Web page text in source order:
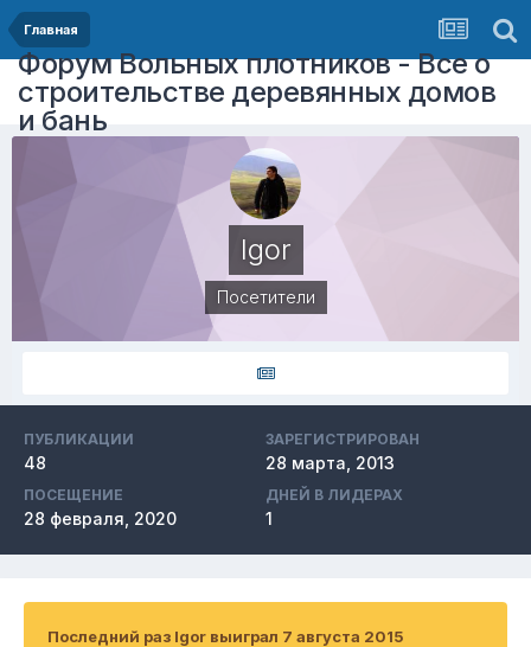
Главная
Форум Вольных плотников - Все о
строительстве деревянных домов
и бань
Igor
Посетители
ПУБЛИКАЦИИ
48
ЗАРЕГИСТРИРОВАН
28 марта, 2013
ПОСЕЩЕНИЕ
28 февраля, 2020
ДНЕЙ В ЛИДЕРАХ
1
Последний раз Igor выиграл 7 августа 2015